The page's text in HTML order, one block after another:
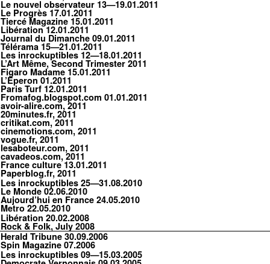
Le nouvel observateur 13—19.01.2011
Le Progrès 17.01.2011
Tiercé Magazine 15.01.2011
Libération12.01.2011
Journal du Dimanche 09.01.2011
Télérama 15—21.01.2011
Les inrockuptibles 12—18.01.2011
L’Art Même, Second Trimester 2011
Figaro Madame 15.01.2011
L’Eperon 01.2011
Paris Turf 12.01.2011
Fromafog.blogspot.com 01.01.2011
avoir-alire.com, 2011
20minutes.fr, 2011
critikat.com, 2011
cinemotions.com, 2011
vogue.fr, 2011
lesaboteur.com, 2011
cavadeos.com, 2011
France culture13.01.2011
Paperblog.fr, 2011
Les inrockuptibles 25—31.08.2010
Le Monde 02.06.2010
Aujourd’hui en France 24.05.2010
Metro 22.05.2010
Libération 20.02.2008
Rock & Folk, July 2008
Herald Tribune 30.09.2006
Spin Magazine 07.2006
Les inrockuptibles 09—15.03.2005